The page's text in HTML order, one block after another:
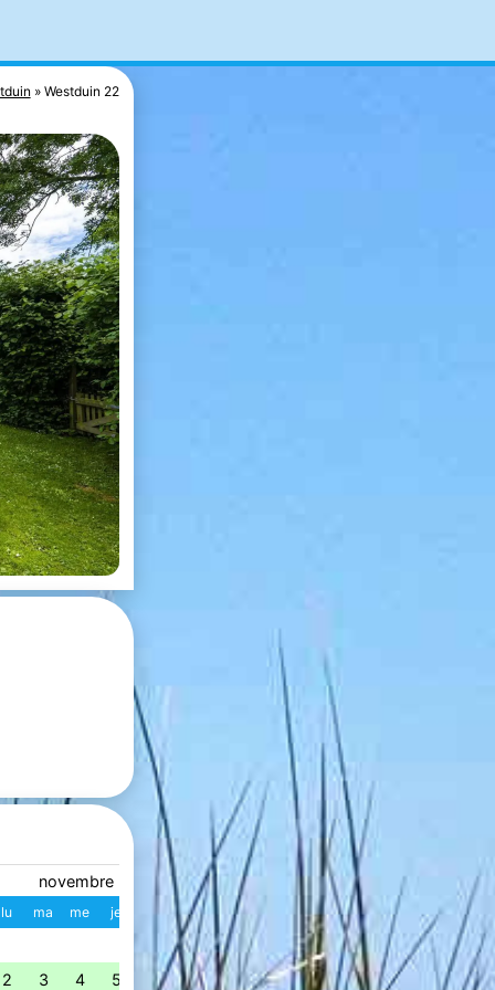
Westduin 22
novembre 2026
lu ma me je ve sa di
1
2 3 4 5 6 7 8
décembre 2026
lu ma me je
1 2 3 4 5
50 7 8 9 11